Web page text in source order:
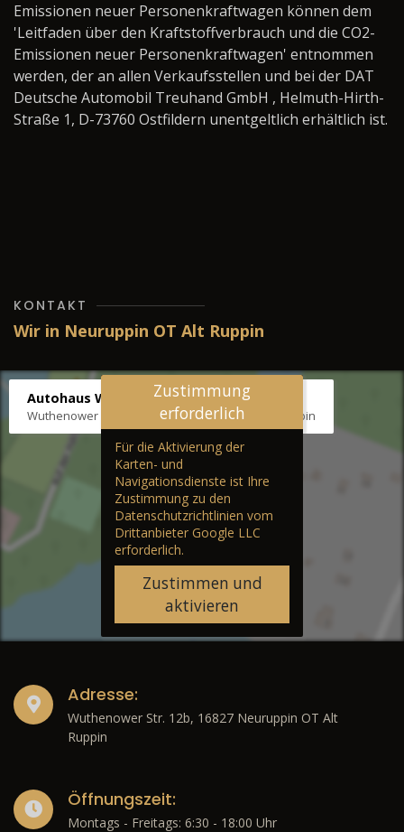
Emissionen neuer Personenkraftwagen können dem
'Leitfaden über den Kraftstoffverbrauch und die CO2-
Emissionen neuer Personenkraftwagen' entnommen
werden, der an allen Verkaufsstellen und bei der DAT
Deutsche Automobil Treuhand GmbH , Helmuth-Hirth-
Straße 1, D-73760 Ostfildern unentgeltlich erhältlich ist.
KONTAKT
Wir in Neuruppin OT Alt Ruppin
Autohaus Wernicke
Wuthenower Str. 12b, 16827 Neuruppin OT Alt Ruppin
Zustimmung
erforderlich
Für die Aktivierung der
Karten- und
Navigationsdienste ist Ihre
Zustimmung zu den
Datenschutzrichtlinien vom
Drittanbieter Google LLC
erforderlich.
Zustimmen und
aktivieren
Adresse:
Wuthenower Str. 12b, 16827 Neuruppin OT Alt
Ruppin
Öffnungszeit:
Montags - Freitags: 6:30 - 18:00 Uhr